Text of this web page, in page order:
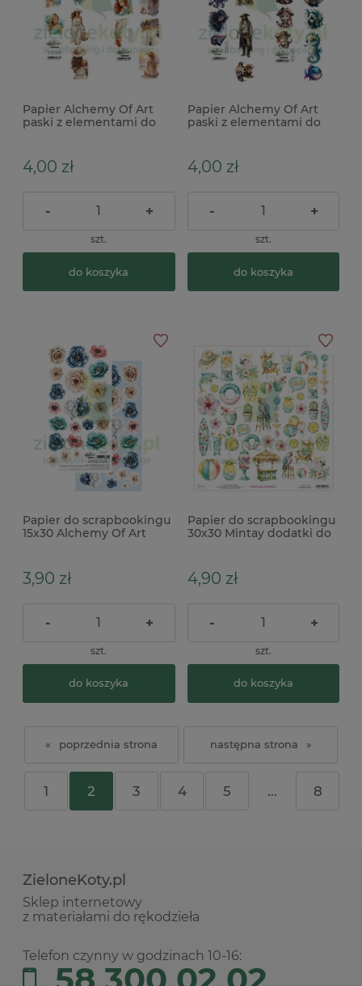
Papier Alchemy Of Art
paski z elementami do
4,00 zł
- +
szt.
do koszyka
Papier Alchemy Of Art
paski z elementami do
4,00 zł
- +
szt.
do koszyka
Papier do scrapbookingu
15x30 Alchemy Of Art
3,90 zł
- +
szt.
do koszyka
Papier do scrapbookingu
30x30 Mintay dodatki do
4,90 zł
- +
szt.
do koszyka
«
1 2 3 4 5 ... 8
»
ZieloneKoty.pl
Sklep internetowy
z materiałami do rękodzieła
Telefon czynny w godzinach 10-16: